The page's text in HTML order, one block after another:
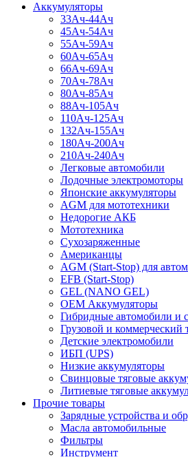
Аккумуляторы
33Ач-44Ач
45Ач-54Ач
55Ач-59Ач
60Ач-65Ач
66Ач-69Ач
70Ач-78Ач
80Ач-85Ач
88Ач-105Ач
110Ач-125Ач
132Ач-155Ач
180Ач-200Ач
210Ач-240Ач
Легковые автомобили
Лодочные электромоторы
Японские аккумуляторы
AGM для мототехники
Недорогие АКБ
Мототехника
Сухозаряженные
Американцы
AGM (Start-Stop) для
EFB (Start-Stop)
GEL (NANO GEL)
OEM Аккумуляторы
Гибридные автомобили и
Грузовой и коммерческий
Детские электромобили
ИБП (UPS)
Низкие аккумуляторы
Свинцовые тяговые
Литиевые тяговые
Прочие товары
Зарядные устройства и
Масла автомобильные
Фильтры
Инструмент